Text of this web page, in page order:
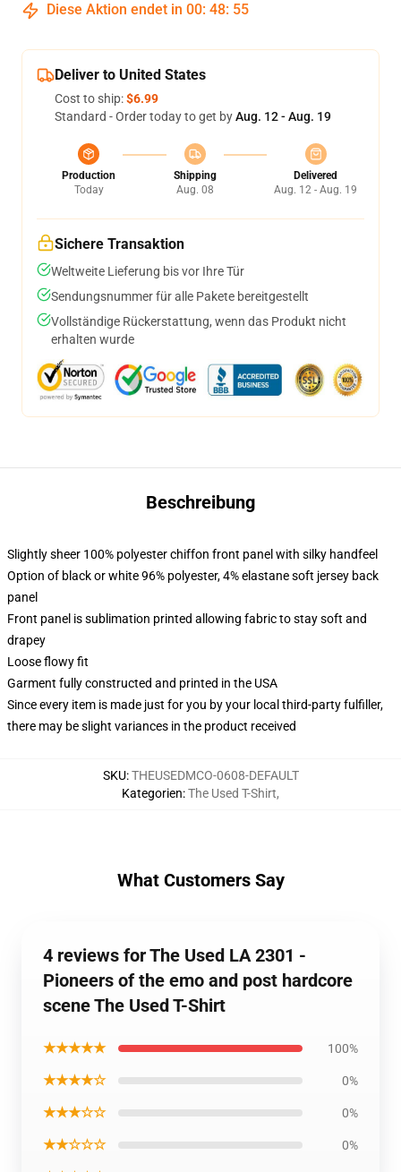
Diese Aktion endet in 00: 48: 54
Deliver to United States
Cost to ship:$6.99
Standard - Order today to get byAug. 12 - Aug. 19
Production
Today
Shipping
Aug. 08
Delivered
Aug. 12 - Aug. 19
Sichere Transaktion
Weltweite Lieferung bis vor Ihre Tür
Sendungsnummer für alle Pakete bereitgestellt
Vollständige Rückerstattung, wenn das Produkt nicht
erhalten wurde
Beschreibung
Slightly sheer 100% polyester chiffon front panel with silky handfeel
Option of black or white 96% polyester, 4% elastane soft jersey back
panel
Front panel is sublimation printed allowing fabric to stay soft and
drapey
Loose flowy fit
Garment fully constructed and printed in the USA
Since every item is made just for you by your local third-party fulfiller,
there may be slight variances in the product received
SKU:THEUSEDMCO-0608-DEFAULT
Kategorien:The Used T-Shirt,
What Customers Say
4 reviews for The Used LA 2301 -
Pioneers of the emo and post hardcore
scene The Used T-Shirt
★★★★★ 100%
★★★★☆ 0%
★★★☆☆ 0%
★★☆☆☆ 0%